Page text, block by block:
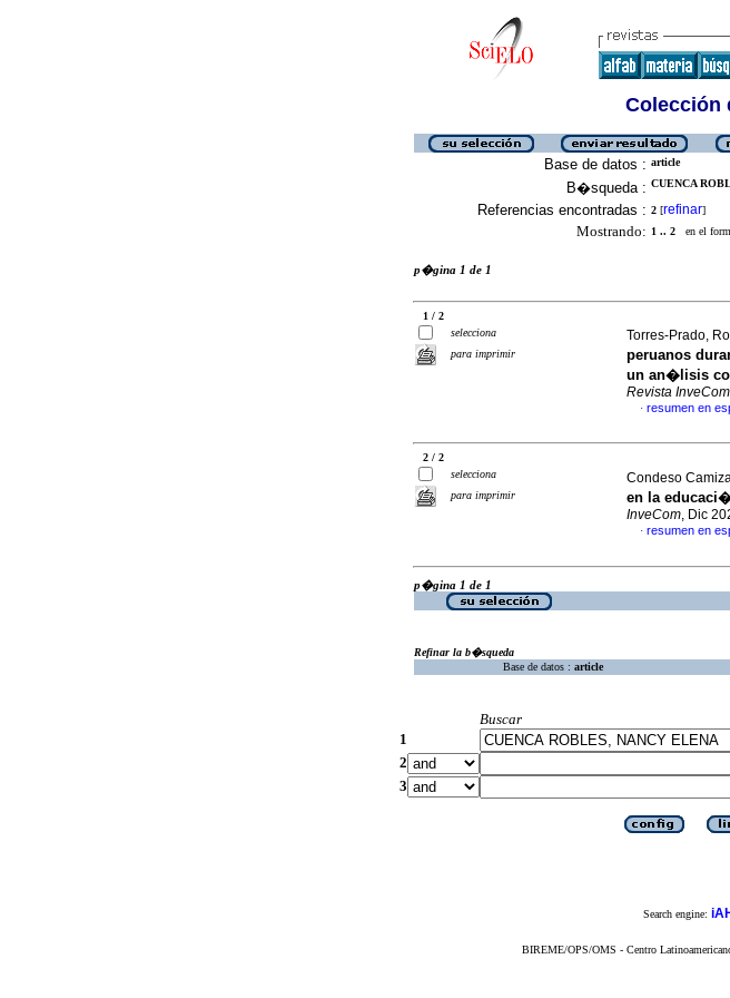
Colección
Base de datos : article
B�squeda : CUENCA
Referencias encontradas : 2 [refinar]
Mostrando: 1 .. 2 en el
p�gina 1 de 1
1 / 2
selecciona
para imprimir
Torres-Prado,
peruanos
un an�lisis
Revista InveCom
· resumen en
2 / 2
selecciona
para imprimir
Condeso
en la
InveCom, Dic
· resumen en
p�gina 1 de 1
Refinar la b�squeda
Base de datos : article
Buscar
1
2
3
Search engine:
BIREME/OPS/OMS - Centro